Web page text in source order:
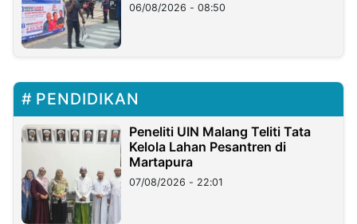
06/08/2026 - 08:50
PENDIDIKAN
Peneliti UIN Malang Teliti Tata
Kelola Lahan Pesantren di
Martapura
07/08/2026 - 22:01